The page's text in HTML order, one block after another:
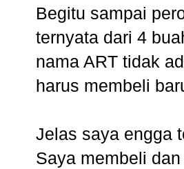
Begitu sampai
ternyata dari 4
nama ART tidak
harus membeli
Jelas saya engga
Saya membeli